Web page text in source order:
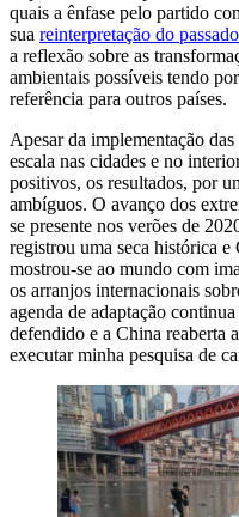
quais a ênfase pelo partido
sua reinterpretação do
a reflexão sobre as
ambientais possíveis tendo
referência para outros países.
Apesar da implementação
escala nas cidades e no
positivos, os resultados, por
ambíguos. O avanço dos
se presente nos verões de
registrou uma seca histórica
mostrou-se ao mundo com
os arranjos internacionais
agenda de adaptação
defendido e a China reaberta
executar minha pesquisa de